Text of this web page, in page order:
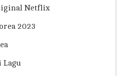
Netflix
2023
Lagu